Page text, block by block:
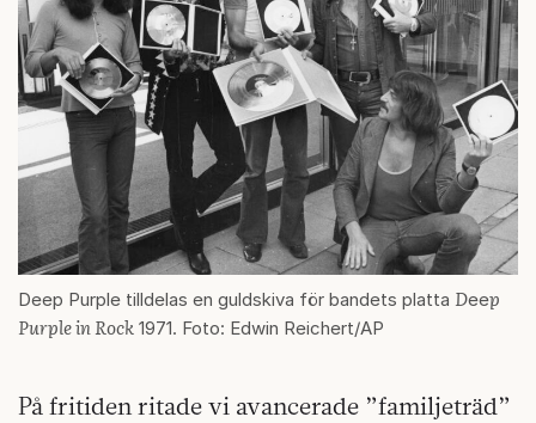
Deep Purple tilldelas en guldskiva för bandets platta Deep
Purple in Rock 1971. Foto: Edwin Reichert/AP
På fritiden ritade vi avancerade ”familjeträd”